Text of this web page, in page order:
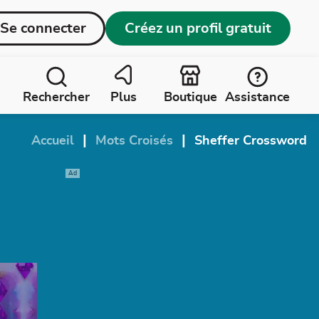
Se connecter Créez un profil gratuit
Rechercher Plus Boutique Assistance
Accueil Mots Croisés Sheffer Crossword
Ad